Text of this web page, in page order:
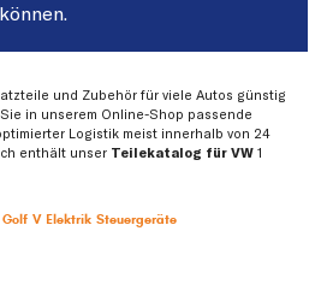
und Zubehör für viele Autos günstig
in unserem Online-Shop passende
Logistik meist innerhalb von 24
enthält unser Teilekatalog für VW 1
V Elektrik Steuergeräte